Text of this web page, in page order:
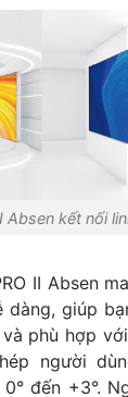
Absen kết nối
II Absen
dàng, giúp
phù hợp
người
đến +3°.